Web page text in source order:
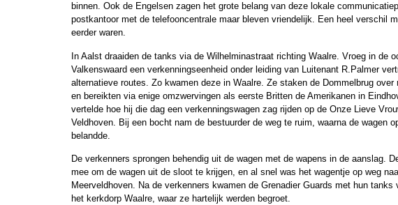
binnen. Ook de Engelsen zagen het grote belang van deze lokale
postkantoor met de telefooncentrale maar bleven vriendelijk. Een heel verschil
eerder waren.
In Aalst draaiden de tanks via de Wilhelminastraat richting Waalre. Vroeg in de
Valkenswaard een verkenningseenheid onder leiding van Luitenant R.Palmer
alternatieve routes. Zo kwamen deze in Waalre. Ze staken de Dommelbrug over
en bereikten via enige omzwervingen als eerste Britten de Amerikanen in
vertelde hoe hij die dag een verkenningswagen zag rijden op de Onze Lieve
Veldhoven. Bij een bocht nam de bestuurder de weg te ruim, waarna de wagen
belandde.
De verkenners sprongen behendig uit de wagen met de wapens in de aanslag.
mee om de wagen uit de sloot te krijgen, en al snel was het wagentje op weg
Meerveldhoven. Na de verkenners kwamen de Grenadier Guards met hun tanks
het kerkdorp Waalre, waar ze hartelijk werden begroet.